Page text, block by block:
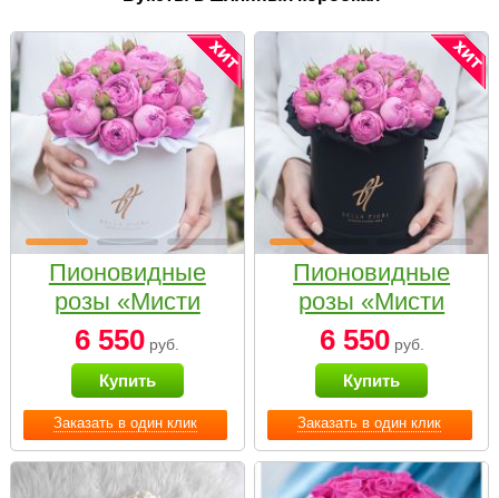
Заказать в один клик
Пионовидные
розы «Мисти
бабблс» в белой
коробке Small
6 550 руб.
Купить
Заказать в один клик
Пионовидные
розы «Мисти
бабблс» в
черной коробке
Small
6 550руб.
Купить